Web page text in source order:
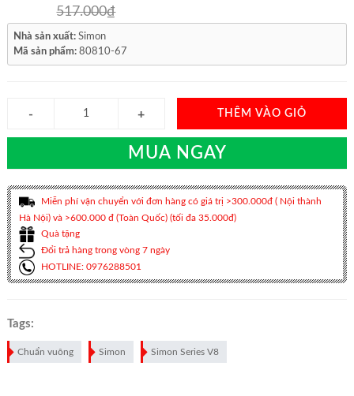
517.000₫
Nhà sản xuất: Simon
Mã sản phẩm: 80810-67
THÊM VÀO GIỎ
MUA NGAY
Miễn phí vận chuyển với đơn hàng có giá trị >300.000đ ( Nội thành
Hà Nội) và >600.000 đ (Toàn Quốc) (tối đa 35.000đ)
Quà tặng
Đổi trả hàng trong vòng 7 ngày
HOTLINE: 0976288501
Tags:
Chuẩn vuông Simon Simon Series V8